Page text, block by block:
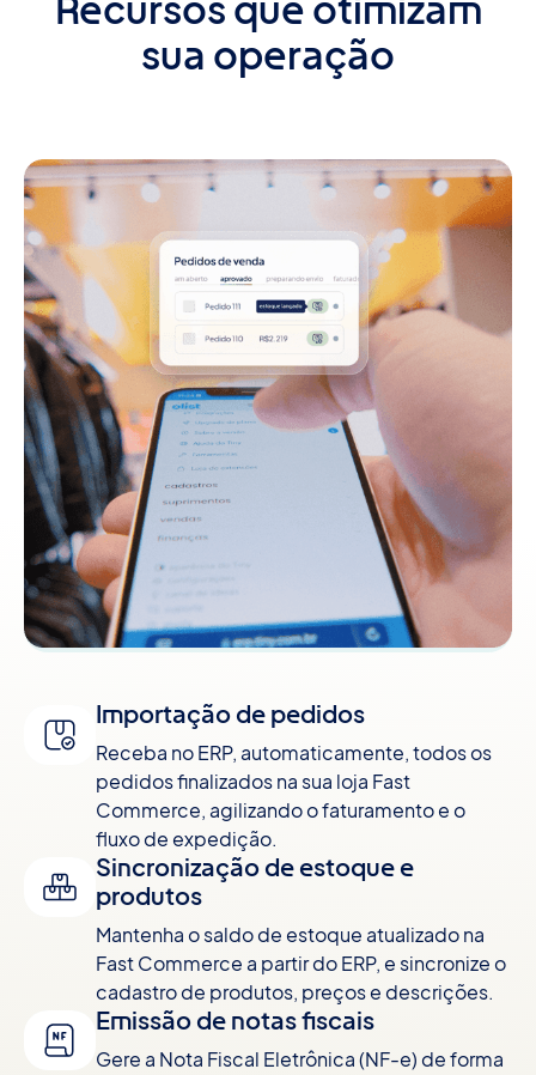
Recursos que otimizam
sua operação
Importação de pedidos
Receba no ERP, automaticamente, todos os
pedidos finalizados na sua loja Fast
Commerce, agilizando o faturamento e o
fluxo de expedição.
Sincronização de estoque e
produtos
Mantenha o saldo de estoque atualizado na
Fast Commerce a partir do ERP, e sincronize o
cadastro de produtos, preços e descrições.
Emissão de notas fiscais
Gere a Nota Fiscal Eletrônica (NF-e) de forma